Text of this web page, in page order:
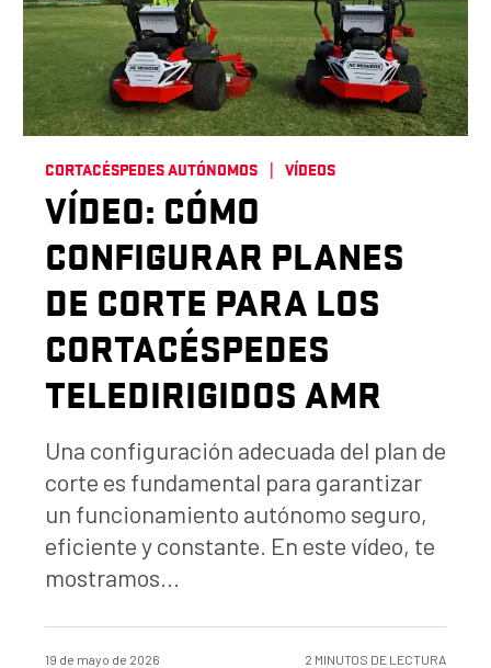
CORTACÉSPEDES AUTÓNOMOS VÍDEOS
VÍDEO: CÓMO
CONFIGURAR PLANES
DE CORTE PARA LOS
CORTACÉSPEDES
TELEDIRIGIDOS AMR
Una configuración adecuada del plan de
corte es fundamental para garantizar
un funcionamiento autónomo seguro,
eficiente y constante. En este vídeo, te
mostramos...
19 de mayo de 2026 2 MINUTOS DE LECTURA